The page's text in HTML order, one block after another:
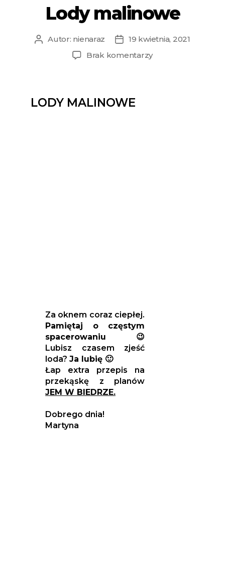
Lody malinowe
Autor: nienaraz
19 kwietnia, 2021
Brak komentarzy
LODY MALINOWE
Za oknem coraz ciepłej.
Pamiętaj o częstym
spacerowaniu 😉
Lubisz czasem zjeść
loda? Ja lubię 🙂
Łap extra przepis na
przekąskę z planów
JEM W BIEDRZE.
Dobrego dnia!
Martyna